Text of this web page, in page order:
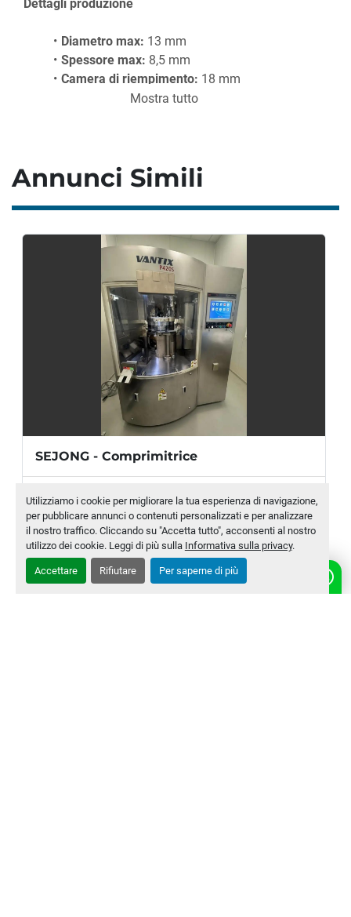
Utilizziamo i cookie per migliorare la tua esperienza di navigazione,
per pubblicare annunci o contenuti personalizzati e per analizzare
il nostro traffico. Cliccando su "Accetta tutto", acconsenti al nostro
utilizzo dei cookie. Leggi di più sulla Informativa sulla privacy.
Accettare Rifiutare Per saperne di più
Dettagli produzione
Diametro max: 13 mm
Spessore max: 8,5 mm
Camera di riempimento: 18 mm
Compressione
Forza compressione: 100 kN
Velocità rotazione tamburo: 15-100 rpm
Mostra tutto
Annunci Simili
SEJONG - Comprimitrice
Modello VANTIX P420 S
Numero di magazzino MLTC-0007-WH